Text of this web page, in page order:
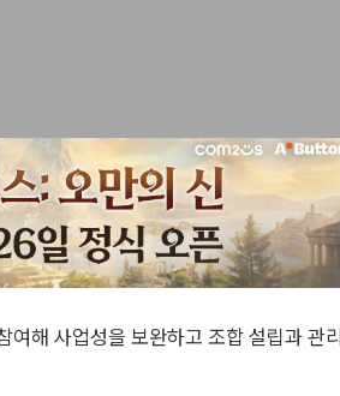
해 사업성을 보완하고 조합 설립과 관리